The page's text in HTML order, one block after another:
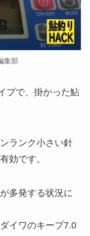
集部
プで、掛かった鮎
ランク小さい針
効です。
多発する状況に
イワのキープ7.0